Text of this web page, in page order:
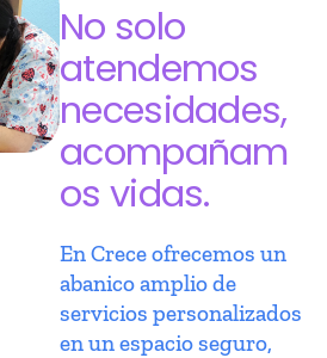
No solo
atendemos
necesidades,
acompañam
os vidas.
En Crece ofrecemos un
abanico amplio de
servicios personalizados
en un espacio seguro,